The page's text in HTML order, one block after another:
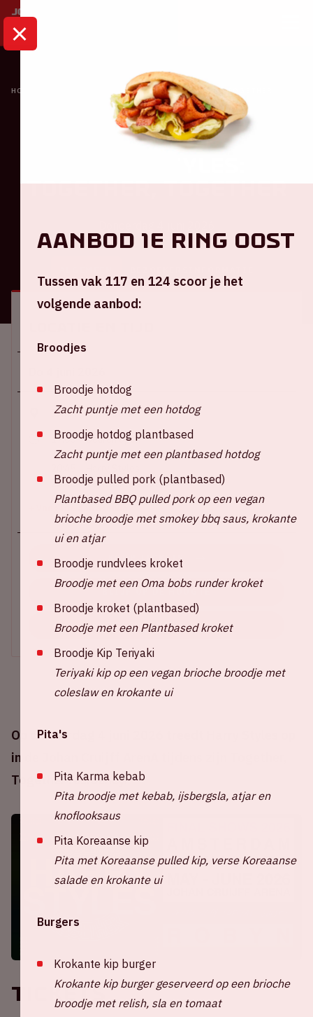
HOME HARRY STYLES: TOGETHER, TOGETHER
Concert
TOGETHER, TOGETHER
Op donderdag 4 juni 2026 treedt Harry Styles op
in de Johan Cruijff ArenA tijdens zijn Together,
Together residency.
Tickets
Johan Cruijff ArenA
17:00 – Deuren open
19:30 – Special guest: Robyn
22:45 – Verwachte eindtijd
KOOP TICKETS
BOEK EEN DINER VOORAF
Aanbod 1e ring Oost
Tussen vak 117 en 124 scoor je het
volgende aanbod:
Broodjes
Broodje hotdog
Zacht puntje met een hotdog
Broodje hotdog plantbased
Zacht puntje met een plantbased hotdog
Broodje pulled pork (plantbased)
Plantbased BBQ pulled pork op een vegan
brioche broodje met smokey bbq saus, krokante
ui en atjar
Broodje rundvlees kroket
Broodje met een Oma bobs runder kroket
Broodje kroket (plantbased)
Broodje met een Plantbased kroket
Broodje Kip Teriyaki
Teriyaki kip op een vegan brioche broodje met
coleslaw en krokante ui
Pita's
Pita Karma kebab
Pita broodje met kebab, ijsbergsla, atjar en
knoflooksaus
Pita Koreaanse kip
Pita met Koreaanse pulled kip, verse Koreaanse
salade en krokante ui
Burgers
Krokante kip burger
Krokante kip burger geserveerd op een brioche
broodje met relish, sla en tomaat